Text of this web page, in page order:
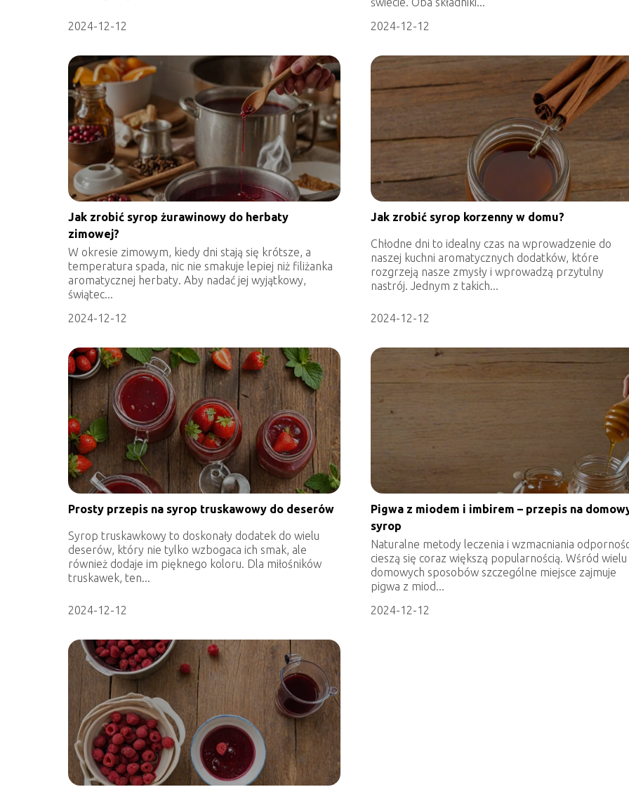
2024-12-12
2024-12-12
Jak zrobić syrop żurawinowy do herbaty
zimowej?
W okresie zimowym, kiedy dni stają się krótsze, a
temperatura spada, nic nie smakuje lepiej niż filiżanka
aromatycznej herbaty. Aby nadać jej wyjątkowy,
świątec...
2024-12-12
Jak zrobić syrop korzenny w domu?
Chłodne dni to idealny czas na wprowadzenie do
naszej kuchni aromatycznych dodatków, które
rozgrzeją nasze zmysły i wprowadzą przytulny
nastrój. Jednym z takich...
2024-12-12
Prosty przepis na syrop truskawowy do deserów
Syrop truskawkowy to doskonały dodatek do wielu
deserów, który nie tylko wzbogaca ich smak, ale
również dodaje im pięknego koloru. Dla miłośników
truskawek, ten...
2024-12-12
Pigwa z miodem i imbirem – przepis na
syrop
Naturalne metody leczenia i wzmacniania
cieszą się coraz większą popularnością. Wśród wielu
domowych sposobów szczególne miejsce zajmuje
pigwa z miod...
2024-12-12